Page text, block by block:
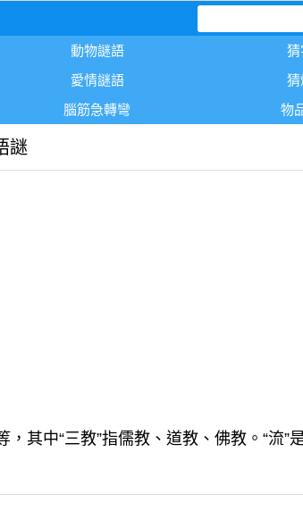
動物謎語
猜
愛情謎語
猜
腦筋急轉彎 物
謎
其中“三教”指儒教、道教、佛教。“流”